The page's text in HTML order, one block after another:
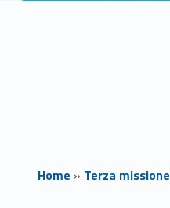
Home » Terza missione